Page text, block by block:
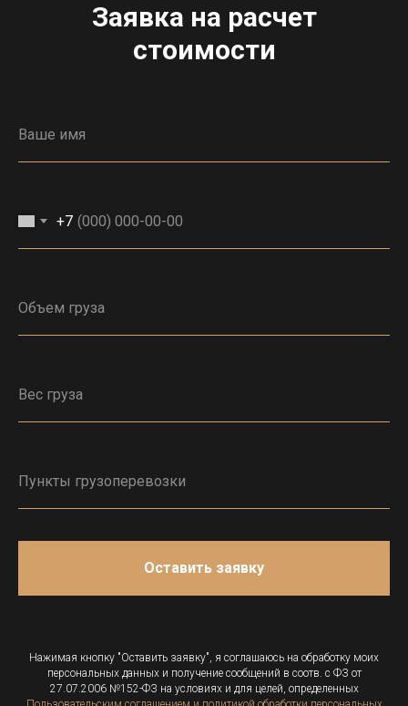
Заявка на расчет
стоимости
+7
Оставить заявку
Нажимая кнопку "Оставить заявку", я соглашаюсь на обработку моих
персональных данных и получение сообщений в соотв. с ФЗ от
27.07.2006 №152-ФЗ на условиях и для целей, определенных